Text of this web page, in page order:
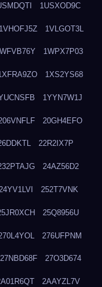
1USXOD9C
1VHOFJ5Z 1VLGOT3L
1WPX7P03
1XS2YS68
1YYN7W1J
20GH4EFO
22R2IX7P
24AZ56D2
24YV1LVI 252T7VNK
25Q8956U
276UFPNM
27NBD68F 27O3D674
2AAYZL7V